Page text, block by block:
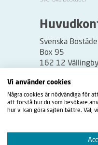
Svenska
Box 95
162 12 Vällingby
Besöksadress:
Vällingbyplan 2
Vi använder cookies
Några cookies är nödvändiga för
att förstå hur du som besökare
hur vi kan göra sajten bättre. Välj